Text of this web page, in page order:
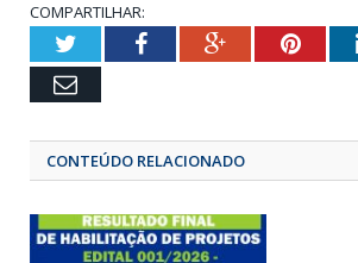
COMPARTILHAR:
TwitterFacebook
Email
CONTEÚDO RELACIONADO